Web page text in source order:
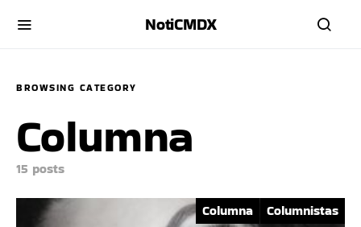
NotiCMDX
BROWSING CATEGORY
Columna
15 posts
Columna Columnistas